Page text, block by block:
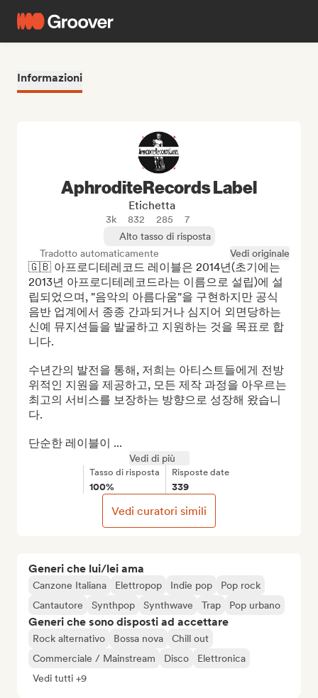
Informazioni
Generi che lui/lei ama
Canzone Italiana Elettropop Indie pop
Pop rock
Cantautore
Synthpop Synthwave Trap Pop urbano
Generi che sono disposti ad accettare
Rock alternativo Bossa nova
Chill out
Commerciale / Mainstream
Disco
Elettronica
Vedi tutti +9
AphroditeRecords Label
Etichetta
3k 832 285
7
Alto tasso di risposta
Tradotto automaticamente
Vedi originale
🇬🇧 아프로디테레코드 레이블은 2014년(초기에는
2013년 아프로디테레코드라는 이름으로 설립)에 설
립되었으며, "음악의 아름다움"을 구현하지만 공식
음반 업계에서 종종 간과되거나 심지어 외면당하는
신예 뮤지션들을 발굴하고 지원하는 것을 목표로 합
니다.
수년간의 발전을 통해, 저희는 아티스트들에게 전방
위적인 지원을 제공하고, 모든 제작 과정을 아우르는
최고의 서비스를 보장하는 방향으로 성장해 왔습니
다.
단순한 레이블이 ...
Vedi di più
Tasso di risposta
100%
Risposte date
339
Vedi curatori simili